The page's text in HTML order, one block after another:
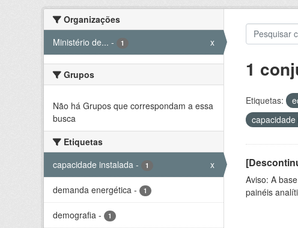
Organizações
Ministério de... - 1 x
Grupos
Não há Grupos que correspondam a essa
busca
Etiquetas
capacidade instalada - 1 x
demanda energética - 1
demografia - 1
1
Etiquetas:
Aviso: A
painéis